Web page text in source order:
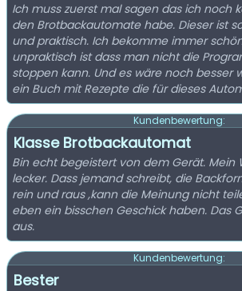
Ich muss zuerst mal sagen das ich noch
den Brotbackautomate habe. Dieser ist
und praktisch. Ich bekomme immer
unpraktisch ist dass man nicht die
stoppen kann. Und es wäre noch besser
ein Buch mit Rezepte die für dieses
Kundenbewertung:
Klasse Brotbackautomat
Bin echt begeistert von dem Gerät. Mein
lecker. Dass jemand schreibt, die
rein und raus ,kann die Meinung nicht
eben ein bisschen Geschick haben. Das
aus.
Kundenbewertung:
Bester